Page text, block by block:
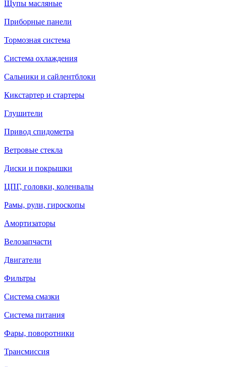
Щупы масляные
Приборные панели
Тормозная система
Система охлаждения
Сальники и сайлентблоки
Кикстартер и стартеры
Глушители
Привод спидометра
Ветровые стекла
Диски и покрышки
ЦПГ, головки, коленвалы
Рамы, рули, гироскопы
Амортизаторы
Велозапчасти
Двигатели
Фильтры
Система смазки
Система питания
Фары, поворотники
Трансмиссия